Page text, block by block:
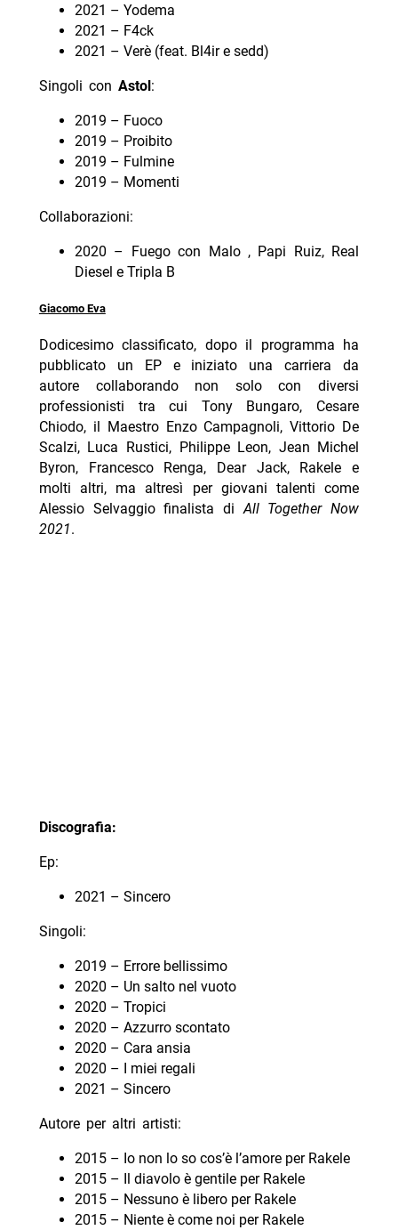
2021 – Yodema
2021 – F4ck
2021 – Verè (feat. Bl4ir e sedd)
Singoli con Astol:
2019 – Fuoco
2019 – Proibito
2019 – Fulmine
2019 – Momenti
Collaborazioni:
2020 – Fuego con Malo , Papi Ruiz, Real
Diesel e Tripla B
Giacomo Eva
Dodicesimo classificato, dopo il programma ha
pubblicato un EP e iniziato una carriera da
autore collaborando non solo con diversi
professionisti tra cui Tony Bungaro, Cesare
Chiodo, il Maestro Enzo Campagnoli, Vittorio De
Scalzi, Luca Rustici, Philippe Leon, Jean Michel
Byron, Francesco Renga, Dear Jack, Rakele e
molti altri, ma altresì per giovani talenti come
Alessio Selvaggio finalista diAll Together Now
2021.
Discografia:
Ep:
2021 – Sincero
Singoli:
2019 – Errore bellissimo
2020 – Un salto nel vuoto
2020 – Tropici
2020 – Azzurro scontato
2020 – Cara ansia
2020 – I miei regali
2021 – Sincero
Autore per altri artisti:
2015 – Io non lo so cos’è l’amore per Rakele
2015 – Il diavolo è gentile per Rakele
2015 – Nessuno è libero per Rakele
2015 – Niente è come noi per Rakele